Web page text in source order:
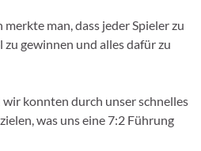
man, dass jeder Spieler zu
zu gewinnen und alles dafür zu
konnten durch unser schnelles
was uns eine 7:2 Führung